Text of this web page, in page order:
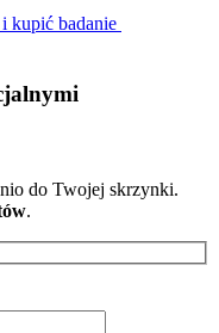
kupić badanie
do Twojej skrzynki.
.